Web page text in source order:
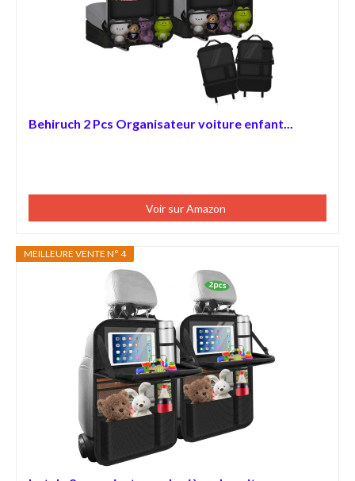
Behiruch 2 Pcs Organisateur voiture enfant...
Voir sur Amazon
MEILLEURE VENTE N° 4